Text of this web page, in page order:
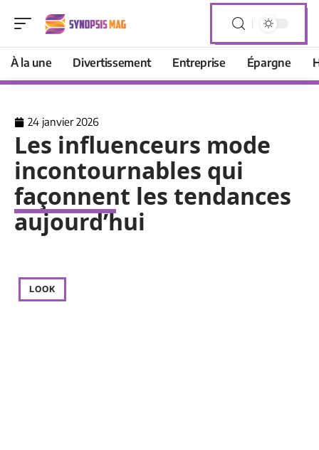
À la une Divertissement Entreprise Épargne
24 janvier 2026
Les influenceurs mode
incontournables qui
façonnent les tendances
aujourd’hui
LOOK